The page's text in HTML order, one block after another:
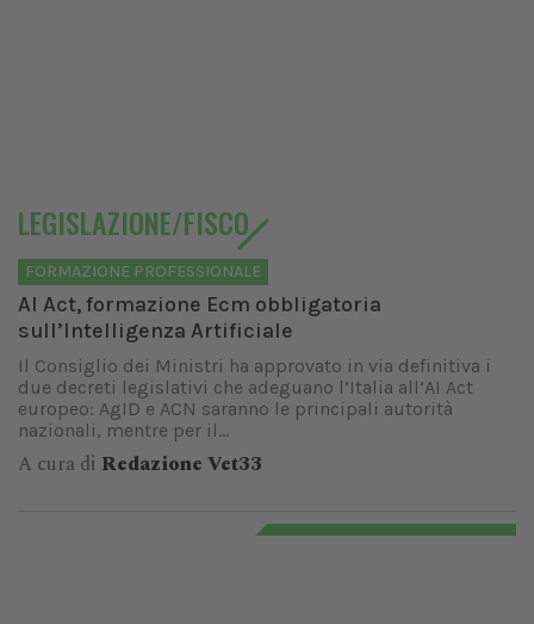
LEGISLAZIONE/FISCO
FORMAZIONE PROFESSIONALE
AI Act, formazione Ecm obbligatoria
sull’Intelligenza Artificiale
Il Consiglio dei Ministri ha approvato in via definitiva i
due decreti legislativi che adeguano l’Italia all’AI Act
europeo: AgID e ACN saranno le principali autorità
nazionali, mentre per il...
A cura di Redazione Vet33